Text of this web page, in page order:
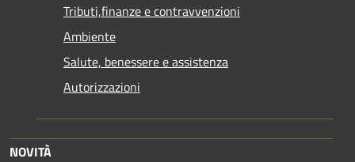
Tributi,finanze e contravvenzioni
Ambiente
Salute, benessere e assistenza
Autorizzazioni
NOVITÀ